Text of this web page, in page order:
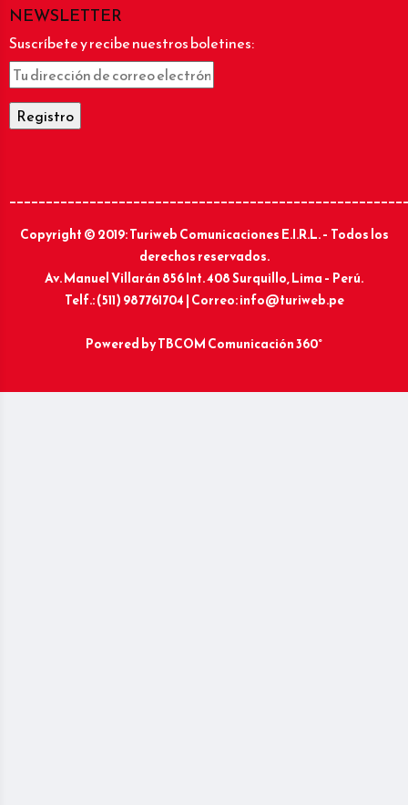
NEWSLETTER
Suscríbete y recibe nuestros boletines:
Copyright © 2019: Turiweb Comunicaciones E.I.R.L. – Todos los
derechos reservados.
Av. Manuel Villarán 856 Int. 408 Surquillo, Lima – Perú.
Telf.: (511) 987761704 | Correo: info@turiweb.pe
Powered byTBCOM Comunicación 360°